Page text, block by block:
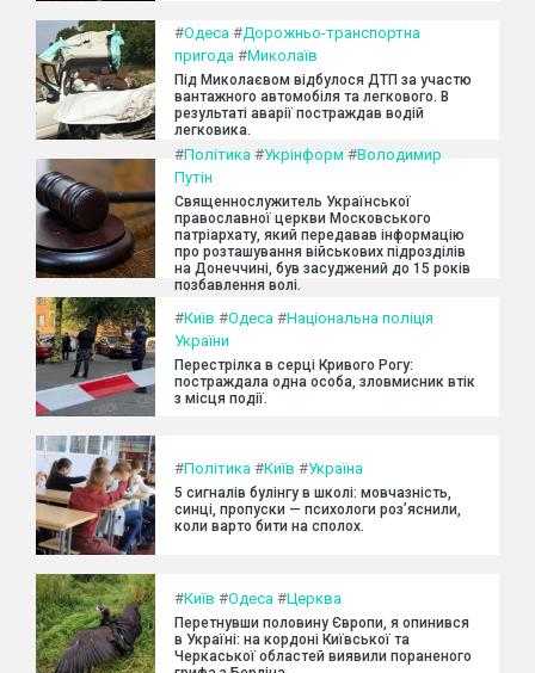
#Одеса #Дорожньо-транспортна
пригода #Миколаїв
Під Миколаєвом відбулося ДТП за участю
вантажного автомобіля та легкового. В
результаті аварії постраждав водій
легковика.
#Політика #Укрінформ #Володимир
Путін
Священнослужитель Української
православної церкви Московського
патріархату, який передавав інформацію
про розташування військових підрозділів
на Донеччині, був засуджений до 15 років
позбавлення волі.
#Київ #Одеса #Національна поліція
України
Перестрілка в серці Кривого Рогу:
постраждала одна особа, зловмисник втік
з місця події.
#Політика #Київ #Україна
5 сигналів булінгу в школі: мовчазність,
синці, пропуски — психологи роз’яснили,
коли варто бити на сполох.
#Київ #Одеса #Церква
Перетнувши половину Європи, я опинився
в Україні: на кордоні Київської та
Черкаської областей виявили пораненого